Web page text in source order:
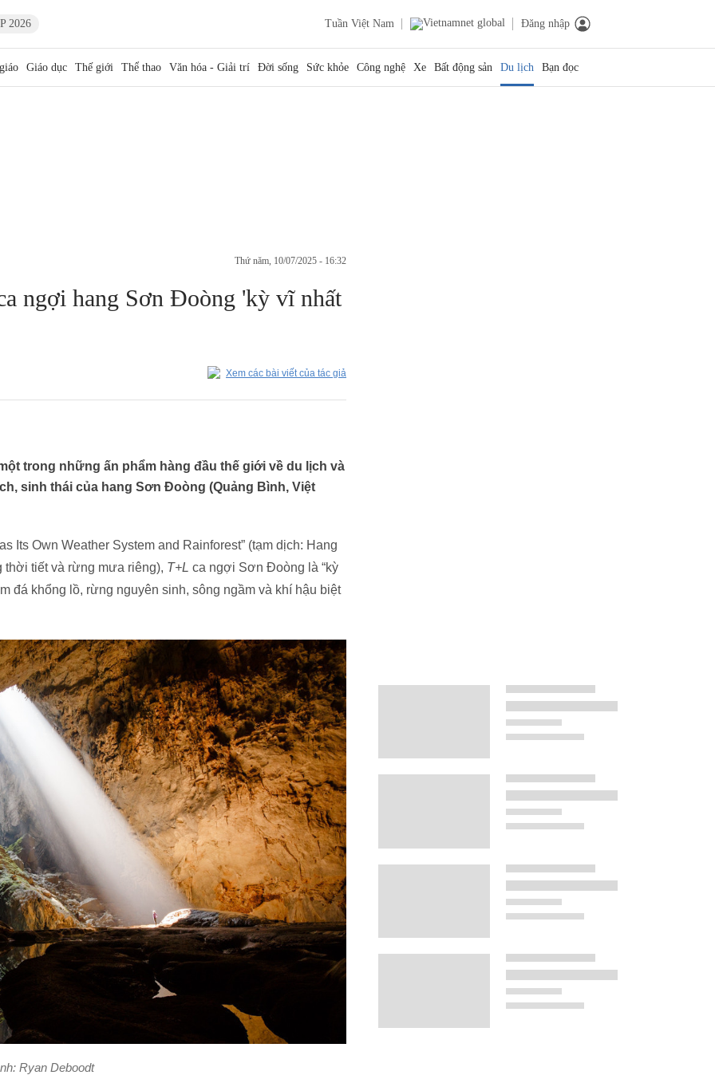
2026 Tuần Việt Nam Đăng nhập
Giáo dục Thế giới Thể thao Văn hóa - Giải trí Đời sống Sức khỏe Công nghệ Xe Bất động sản Du lịch Bạn đọc
thứ năm, 10/07/2025 - 16:32
ngợi hang Sơn Đoòng 'kỳ vĩ nhất
Xem các bài viết của tác giả
trong những ấn phẩm hàng đầu thế giới về du lịch và
sinh thái của hang Sơn Đoòng (Quảng Bình, Việt
Its Own Weather System and Rainforest” (tạm dịch: Hang
tiết và rừng mưa riêng), T+L ca ngợi Sơn Đoòng là “kỳ
đá khổng lồ, rừng nguyên sinh, sông ngầm và khí hậu biệt
Ryan Deboodt